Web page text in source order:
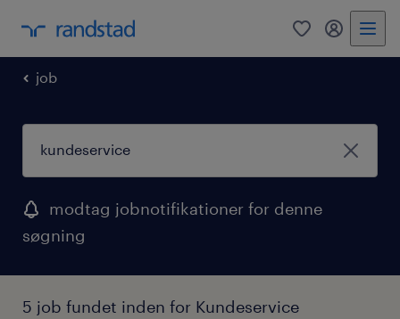
0
job
modtag jobnotifikationer for denne
søgning
5 job fundet inden for Kundeservice